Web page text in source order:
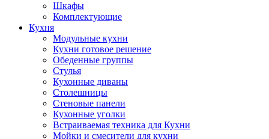
Шкафы
Комплектующие
Кухня
Модульные кухни
Кухни готовое решение
Обеденные группы
Стулья
Кухонные диваны
Столешницы
Стеновые панели
Кухонные уголки
Встраиваемая техника для Кухни
Мойки и смесители для кухни